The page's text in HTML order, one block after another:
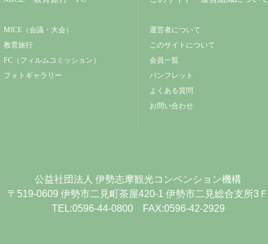
MICE（会議・大会）
教育旅行
FC（フィルムコミッション）
フォトギャラリー
運営者について
このサイトについて
会員一覧
パンフレット
よくある質問
お問い合わせ
公益社団法人 伊勢志摩観光コンベンション機構
〒519-0609 伊勢市二見町茶屋420-1 伊勢市二見総合支所3Ｆ
TEL:0596-44-0800 FAX:0596-42-2929